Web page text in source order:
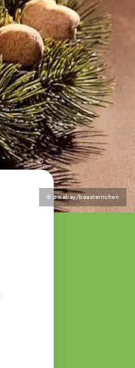
© pixabay/beasternchen
©